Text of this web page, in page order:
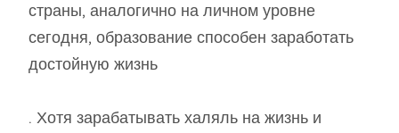
страны, аналогично на личном уровне
сегодня, образование способен заработать
достойную жизнь
. Хотя зарабатывать халяль на жизнь и